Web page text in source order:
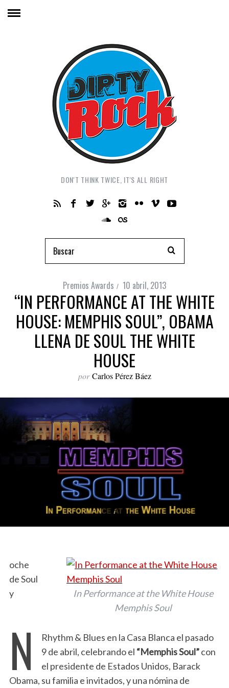
DON'T THINK TWICE, IT'S ALL RIGHT
Premios Awards 10 abril, 2013
“IN PERFORMANCE AT THE WHITE
HOUSE: MEMPHIS SOUL”, OBAMA
LLENA DE SOUL THE WHITE
HOUSE
por Carlos Pérez Báez
In Performance at the White House
Memphis Soul
N
oche
de Soul
y
Rhythm & Blues en la Casa Blanca el pasado
9 de abril, celebrando el “Memphis Soul”con
el presidente de Estados Unidos, Barack
Obama, su familia e invitados, y una nómina de